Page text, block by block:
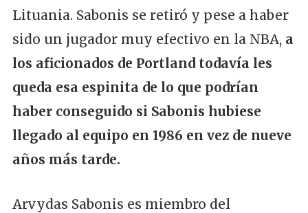
Lituania. Sabonis se retiró y pese a haber
sido un jugador muy efectivo en la NBA, a
los aficionados de Portland todavía les
queda esa espinita de lo que podrían
haber conseguido si Sabonis hubiese
llegado al equipo en 1986 en vez de nueve
años más tarde.
Arvydas Sabonis es miembro del